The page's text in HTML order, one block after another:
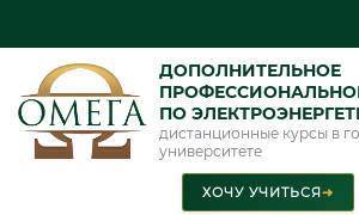
ДОПОЛНИТЕЛЬНОЕ
ПО
дистанционные курсы в
университете
ХОЧУ УЧИТЬСЯ➜